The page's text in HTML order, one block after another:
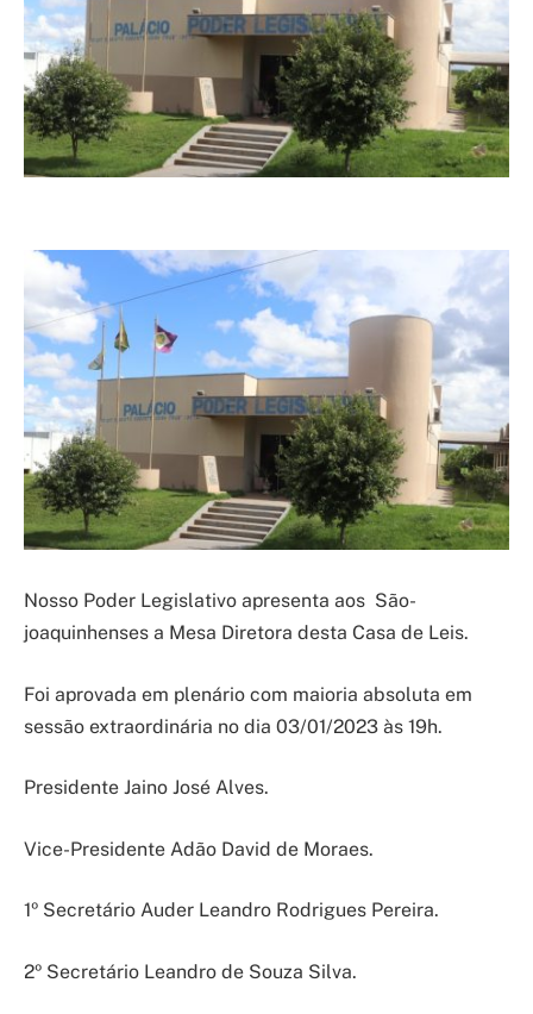
Nosso Poder Legislativo apresenta aos São-
joaquinhenses a Mesa Diretora desta Casa de Leis.
Foi aprovada em plenário com maioria absoluta em
sessão extraordinária no dia 03/01/2023 às 19h.
Presidente Jaino José Alves.
Vice-Presidente Adão David de Moraes.
1º Secretário Auder Leandro Rodrigues Pereira.
2º Secretário Leandro de Souza Silva.